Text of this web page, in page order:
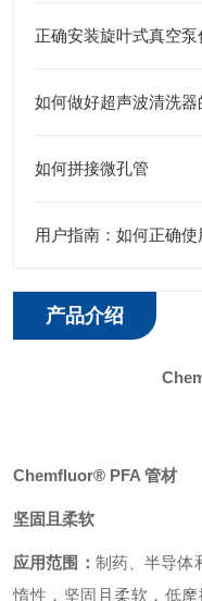
正确安装旋叶式真空泵
如何做好超声波清洗
如何拼接微孔管
用户指南：如何正确
产品介绍
Chemfluor® PFA 管材
坚固且柔软
应用范围： 制药、半导体
惰性，坚固且柔软，低